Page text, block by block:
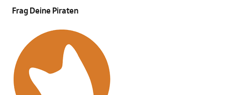
Frag Deine Piraten